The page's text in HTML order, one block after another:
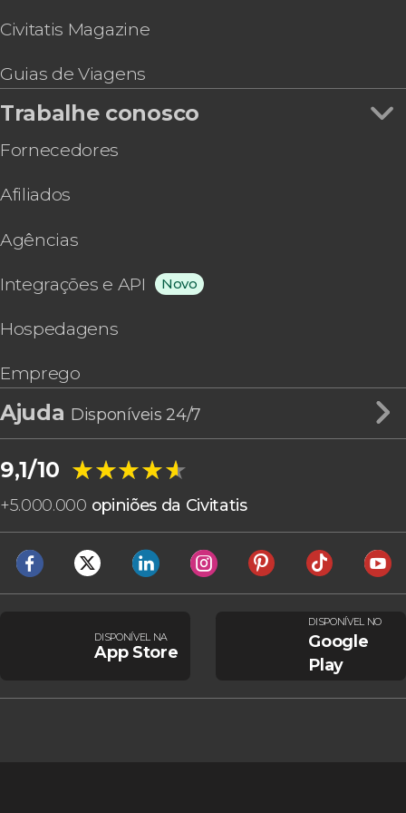
Olímpia
Zagori
Preveza
Sani
Amorgos
Ágios Nikolaos
Karteros
Gournes
Gouves
Stalida
Analipsi
Civitatis Magazine
Guias de Viagens
Trabalhe conosco
Fornecedores
Afiliados
Agências
Integrações e API Novo
Hospedagens
Emprego
Ajuda Disponíveis 24/7
9,1/10 ★★★★★
★★★★★
+5.000.000 opiniões da Civitatis
DISPONÍVEL NA
App Store
DISPONÍVEL NO
Google
Play